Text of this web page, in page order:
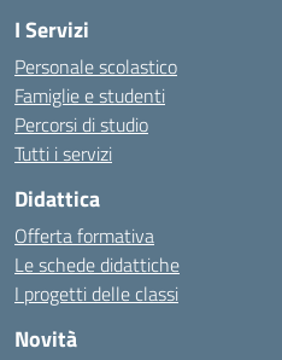
I Servizi
Personale scolastico
Famiglie e studenti
Percorsi di studio
Tutti i servizi
Didattica
Offerta formativa
Le schede didattiche
I progetti delle classi
Novità